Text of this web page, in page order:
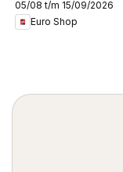
05/08 t/m 15/09/2026
Euro Shop